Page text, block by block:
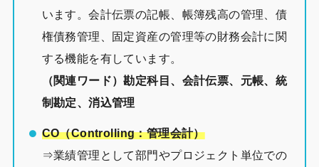
います。会計伝票の記帳、帳簿残高の管理、債
権債務管理、固定資産の管理等の財務会計に関
する機能を有しています。
（関連ワード）勘定科目、会計伝票、元帳、統
制勘定、消込管理
CO（Controlling：管理会計）
⇒業績管理として部門やプロジェクト単位での